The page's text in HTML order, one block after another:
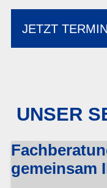
JETZT
UNSER
gemeinsam